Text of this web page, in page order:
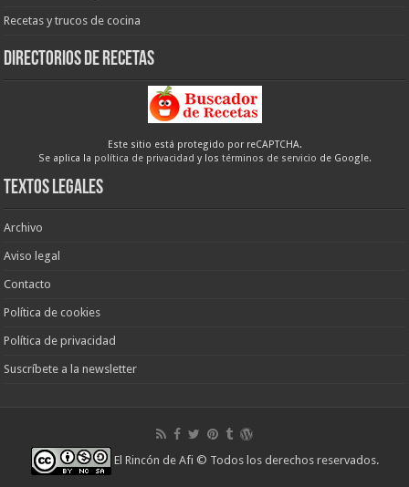
Recetas y trucos de cocina
Directorios de recetas
Este sitio está protegido por reCAPTCHA.
Se aplica la política de privacidad y los términos de servicio de Google.
Textos legales
Archivo
Aviso legal
Contacto
Política de cookies
Política de privacidad
Suscríbete a la newsletter
El Rincón de Afi © Todos los derechos reservados.